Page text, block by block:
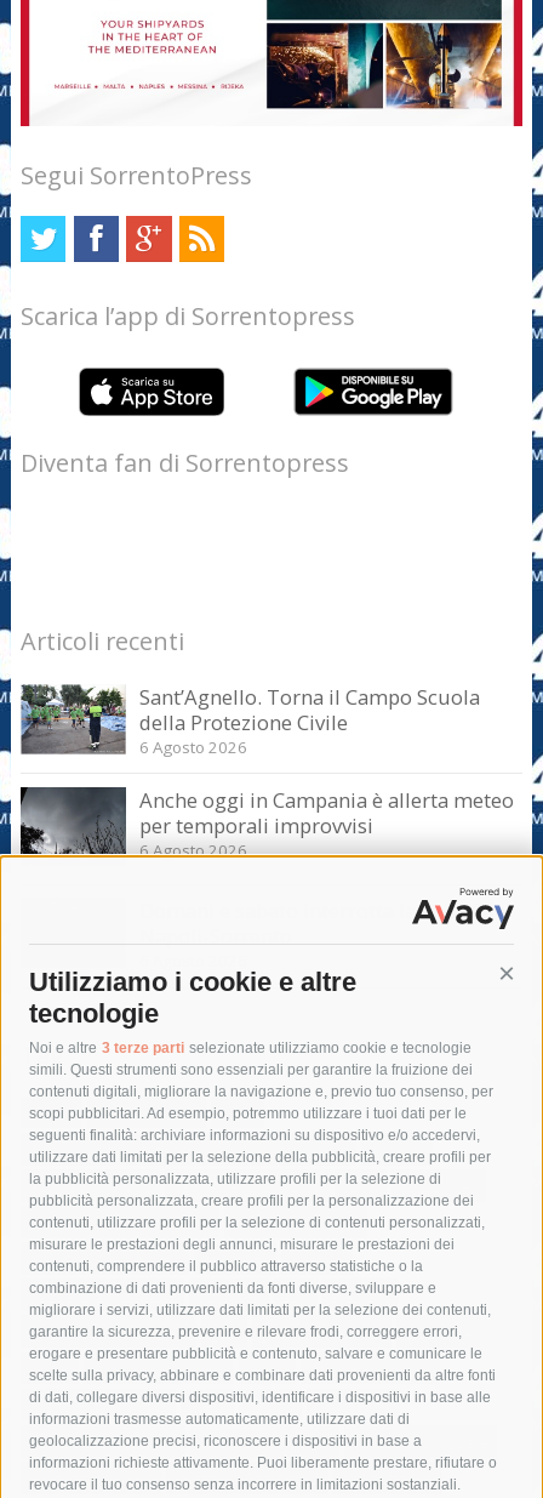
Utilizziamo i cookie e altre
tecnologie
Noi e altre 3 terze parti selezionate utilizziamo cookie e tecnologie
simili. Questi strumenti sono essenziali per garantire la fruizione dei
contenuti digitali, migliorare la navigazione e, previo tuo consenso, per
scopi pubblicitari. Ad esempio, potremmo utilizzare i tuoi dati per le
seguenti finalità: archiviare informazioni su dispositivo e/o accedervi,
utilizzare dati limitati per la selezione della pubblicità, creare profili per
la pubblicità personalizzata, utilizzare profili per la selezione di
pubblicità personalizzata, creare profili per la personalizzazione dei
contenuti, utilizzare profili per la selezione di contenuti personalizzati,
misurare le prestazioni degli annunci, misurare le prestazioni dei
contenuti, comprendere il pubblico attraverso statistiche o la
combinazione di dati provenienti da fonti diverse, sviluppare e
migliorare i servizi, utilizzare dati limitati per la selezione dei contenuti,
garantire la sicurezza, prevenire e rilevare frodi, correggere errori,
erogare e presentare pubblicità e contenuto, salvare e comunicare le
scelte sulla privacy, abbinare e combinare dati provenienti da altre fonti
di dati, collegare diversi dispositivi, identificare i dispositivi in base alle
informazioni trasmesse automaticamente, utilizzare dati di
geolocalizzazione precisi, riconoscere i dispositivi in base a
informazioni richieste attivamente. Puoi liberamente prestare, rifiutare o
revocare il tuo consenso senza incorrere in limitazioni sostanziali.
Segui SorrentoPress
Scarica l’app di Sorrentopress
Diventa fan di Sorrentopress
Articoli recenti
Sant’Agnello. Torna il Campo Scuola
della Protezione Civile
6 Agosto 2026
Anche oggi in Campania è allerta meteo
per temporali improvvisi
6 Agosto 2026
Domani e sabato interrotta la linea Eav
Tag
acqua allerta meteo
anas
area marina protetta di punta campanella
arresto
Asl Napoli 3 sud
capitaneria di porto capri
carabinieri
castellammare di stabia
circumvesuviana
comune di sorrento
concerto
contagi
costiera amalfitana
covid-19 eav
elezioni
fondazione sorrento
gori guardia costiera
incidente
lavori
lorenzo balducelli mare
massa lubrense
massimo coppola
Meta napoli
ordinanza
penisola sorrentina
piano di sorrento
polizia municipale
protezione civile
Regione Campania sant'agnello